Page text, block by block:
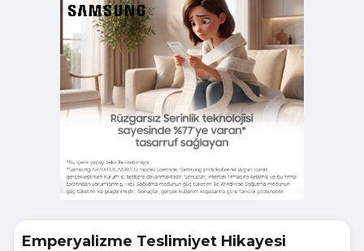
Emperyalizme Teslimiyet Hikayesi